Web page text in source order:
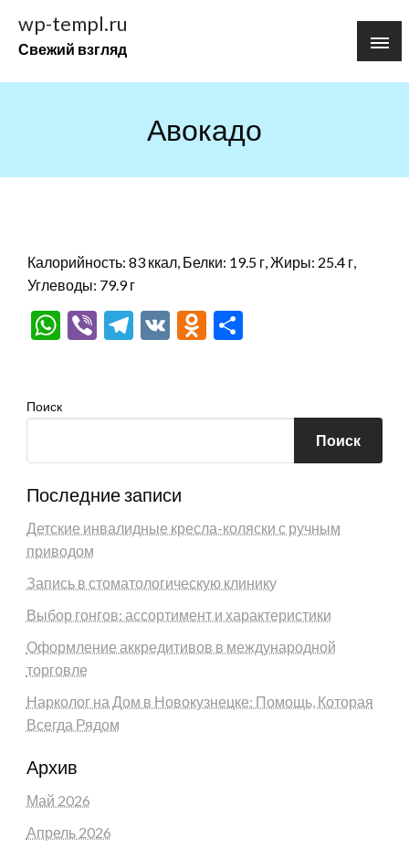
содержимому
wp-templ.ru
Свежий взгляд
Авокадо
Калорийность: 83 ккал, Белки: 19.5 г, Жиры: 25.4 г,
Углеводы: 79.9 г
WhatsApp
ViberTelegram
VK Odnoklassniki
Поиск
Поиск
Последние записи
Детские инвалидные кресла-коляски с ручным
приводом
Запись в стоматологическую клинику
Выбор гонгов: ассортимент и характеристики
Оформление аккредитивов в международной
торговле
Нарколог на Дом в Новокузнецке: Помощь, Которая
Всегда Рядом
Архив
Май 2026
Апрель 2026